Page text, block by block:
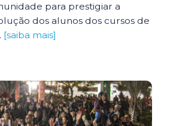
para prestigiar a
dos alunos dos cursos de
[saiba mais]